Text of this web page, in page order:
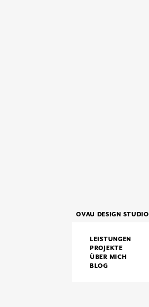
OVAU DESIGN STUDIO
LEISTUNGEN
PROJEKTE
ÜBER MICH
BLOG